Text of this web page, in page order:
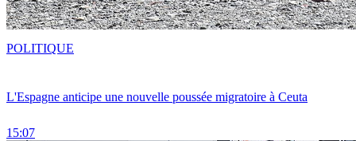
L'Espagne anticipe une nouvelle poussée migratoire à Ceuta
15:07
POLITIQUE